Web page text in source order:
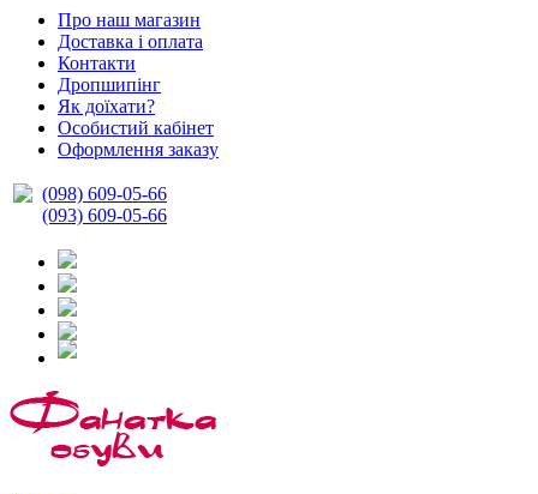
Про наш магазин
Доставка і оплата
Контакти
Дропшипінг
Як доїхати?
Особистий кабінет
Оформлення заказу
(098) 609-05-66
(093) 609-05-66